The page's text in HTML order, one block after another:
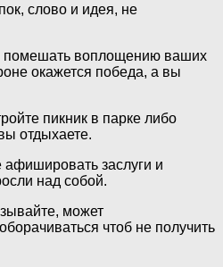
слово и идея, не
помешать воплощению ваших
окажется победа, а вы
пикник в парке либо
отдыхаете.
заслуги и
над собой.
может
чтоб не получить